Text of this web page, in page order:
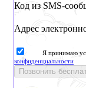
Код из SMS-
Адрес
Я принимаю
конфиденциальности
Позвонить